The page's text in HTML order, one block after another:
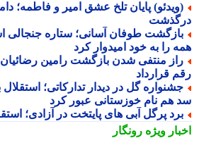
پایان تلخ عشق امیر و فاطمه؛
طوفان آسانی؛ ستاره جنجالی
را به خود امیدوار کرد
منتفی شدن بازگشت رامین رضائیان به
قرارداد
گل در دیدار تدارکاتی؛ استقلال
هم نام خوزستانی عبور کرد
پرگل آبی های پایتخت در آزادی؛
ویژهرونگار